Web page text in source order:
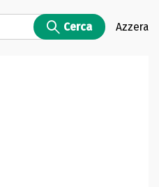
Cerca Azzera